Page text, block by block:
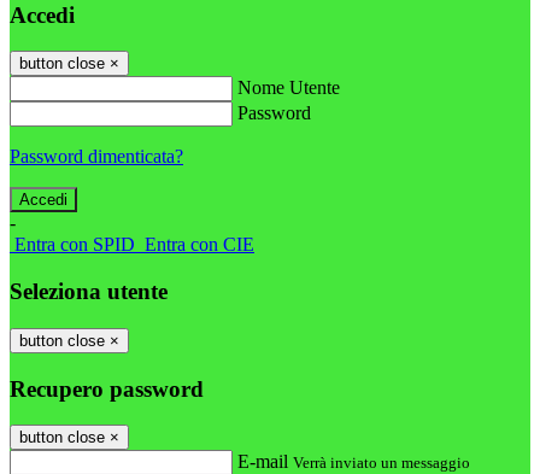
Accedi
button close ×
Nome Utente
Password
Password dimenticata?
-
Entra con SPID Entra con CIE
Seleziona utente
button close ×
Recupero password
button close ×
E-mail Verrà inviato un messaggio